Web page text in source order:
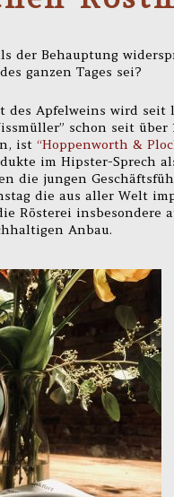
der Behauptung
ganzen Tages sei?
des Apfelweins wird seit
schon seit
ist “Hoppenworth &
im Hipster-Sprech
die jungen
die aus aller Welt
Rösterei insbesondere
Anbau.